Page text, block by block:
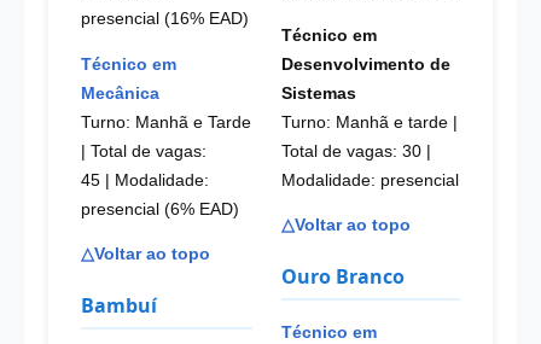
presencial (16% EAD)
Técnico em
Mecânica
Turno: Manhã e Tarde
| Total de vagas:
45 | Modalidade:
presencial (6% EAD)
△Voltar ao topo
Bambuí
Técnico em
Desenvolvimento de
Sistemas
Turno: Manhã e tarde |
Total de vagas: 30 |
Modalidade: presencial
△Voltar ao topo
Ouro Branco
Técnico em